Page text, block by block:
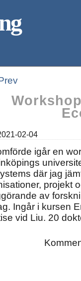
02-04
igår en
där jag
projekt
av
Ingår i kursen
vid Liu. 20